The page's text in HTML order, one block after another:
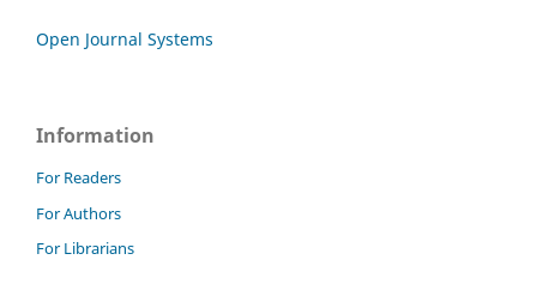
Open Journal Systems
Information
For Readers
For Authors
For Librarians